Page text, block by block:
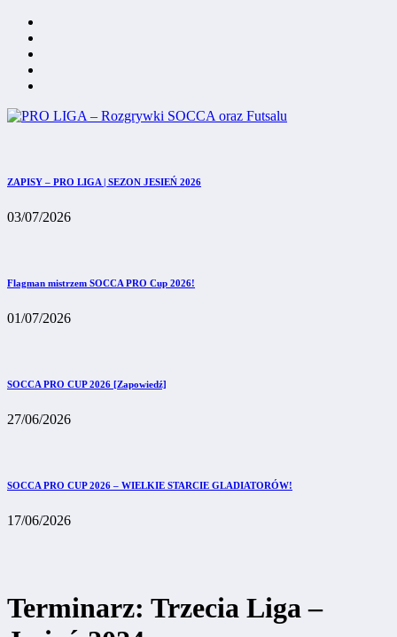
ZAPISY – PRO LIGA | SEZON JESIEŃ 2026
03/07/2026
Flagman mistrzem SOCCA PRO Cup 2026!
01/07/2026
SOCCA PRO CUP 2026 [Zapowiedź]
27/06/2026
SOCCA PRO CUP 2026 – WIELKIE STARCIE GLADIATORÓW!
17/06/2026
Terminarz: Trzecia Liga –